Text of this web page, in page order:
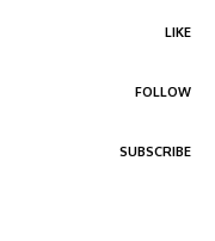
LIKE
FOLLOW
SUBSCRIBE